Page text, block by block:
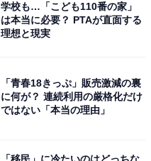
学校も…「こども110番の家」
は本当に必要？ PTAが直面する
理想と現実
「青春18きっぷ」販売激減の裏
に何が？ 連続利用の厳格化だけ
ではない「本当の理由」